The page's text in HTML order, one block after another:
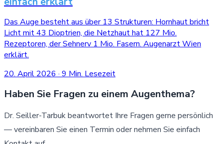
Das Auge besteht aus über 13 Strukturen: Hornhaut bricht
Licht mit 43 Dioptrien, die Netzhaut hat 127 Mio.
Rezeptoren, der Sehnerv 1 Mio. Fasern. Augenarzt Wien
erklärt.
20. April 2026 · 9 Min. Lesezeit
Haben Sie Fragen zu einem Augenthema?
Dr. Seiller-Tarbuk beantwortet Ihre Fragen gerne persönlich
— vereinbaren Sie einen Termin oder nehmen Sie einfach